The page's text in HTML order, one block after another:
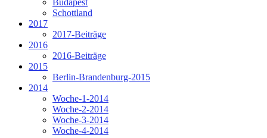
Budapest
Schottland
2017
2017-Beiträge
2016
2016-Beiträge
2015
Berlin-Brandenburg-2015
2014
Woche-1-2014
Woche-2-2014
Woche-3-2014
Woche-4-2014